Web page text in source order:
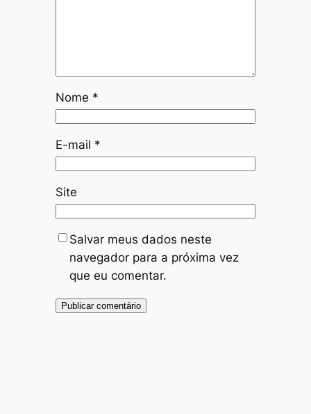
Nome *
E-mail *
Site
Salvar meus dados neste
navegador para a próxima vez
que eu comentar.